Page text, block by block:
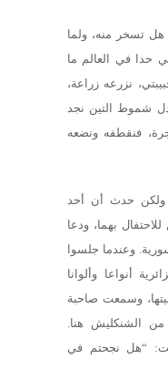
تسخر منه، ولما
حدا في العالم ما
نزرعه زراعة،
شموط التين نجد
فنقطفه ونضعه
ولكن حدث أن أحد
بهما، ودعا
وعندما جلسوا
أنواعا وألوانا
وسمعت صاحبة
الشنكليش هنا.
“هل نجحتم في